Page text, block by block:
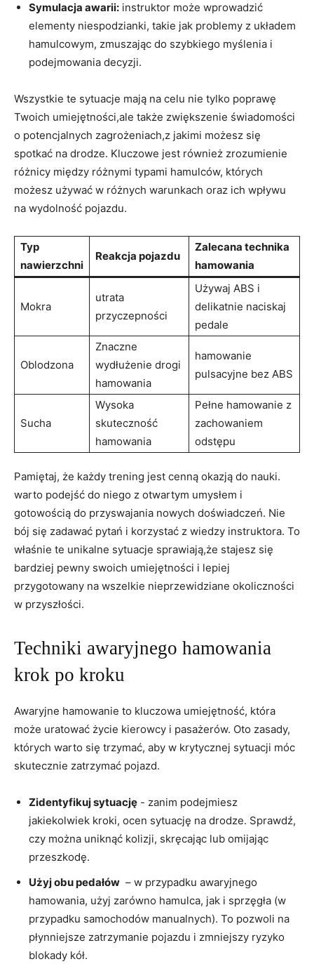
Symulacja awarii: instruktor może wprowadzić
elementy niespodzianki, takie jak⁤ problemy z układem
hamulcowym, zmuszając do szybkiego​ myślenia i
podejmowania decyzji.
Wszystkie te sytuacje mają na celu nie tylko poprawę
Twoich umiejętności,ale także zwiększenie świadomości
o potencjalnych zagrożeniach,z jakimi ⁣możesz ‍się
spotkać na drodze. Kluczowe jest również⁤ zrozumienie
różnicy ‍między różnymi typami hamulców, których
możesz używać w różnych warunkach oraz ich‍ wpływu
na wydolność pojazdu.
Typ
nawierzchni
Reakcja pojazdu
Zalecana‍ technika
hamowania
Mokra
utrata⁤
przyczepności
Używaj ABS i
delikatnie‌ naciskaj
pedale
Oblodzona
Znaczne
wydłużenie drogi
hamowania
hamowanie
pulsacyjne bez ⁤ABS
Sucha
Wysoka
skuteczność
hamowania
Pełne hamowanie‍ z
zachowaniem
odstępu
Pamiętaj, że każdy trening jest cenną okazją do nauki.
warto​ podejść do niego z otwartym umysłem ‍i
gotowością do​ przyswajania ⁢nowych doświadczeń. Nie
bój się zadawać pytań i​ korzystać z wiedzy instruktora. To
właśnie te unikalne sytuacje sprawiają,że‌ stajesz się
bardziej pewny swoich umiejętności i lepiej
przygotowany na wszelkie nieprzewidziane okoliczności ​
w przyszłości.
Techniki awaryjnego hamowania
krok po kroku
Awaryjne hamowanie to kluczowa umiejętność, która
może⁢ uratować życie kierowcy i pasażerów. Oto zasady,
których‍ warto się trzymać, aby w ⁤krytycznej sytuacji móc
skutecznie zatrzymać pojazd.
Zidentyfikuj sytuację ⁤- zanim podejmiesz⁣
jakiekolwiek kroki, ocen ⁤sytuację na drodze. Sprawdź,
czy można uniknąć kolizji, skręcając ⁤lub omijając
przeszkodę.
Użyj obu pedałów ​ – w przypadku awaryjnego
⁣hamowania, użyj zarówno hamulca, ‌jak i⁣ sprzęgła ‌(w
przypadku samochodów manualnych). ⁣To pozwoli na
płynniejsze zatrzymanie pojazdu‍ i⁤ zmniejszy ryzyko
blokady kół.